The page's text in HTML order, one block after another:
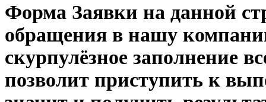
Форма Заявки на данной
обращения в нашу
скурпулёзное заполнение
позволит приступить к